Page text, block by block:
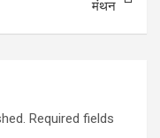
मंथन
Required fields